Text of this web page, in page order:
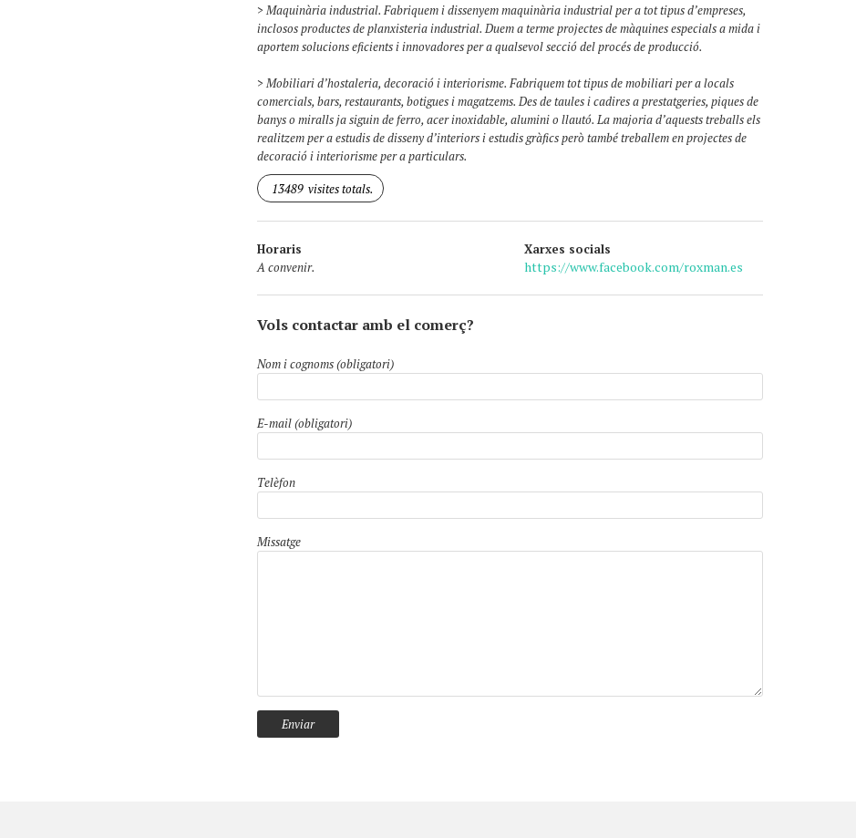
> Maquinària industrial. Fabriquem i dissenyem maquinària industrial per a tot tipus d’empreses,
inclosos productes de planxisteria industrial. Duem a terme projectes de màquines especials a mida i
aportem solucions eficients i innovadores per a qualsevol secció del procés de producció.
> Mobiliari d’hostaleria, decoració i interiorisme. Fabriquem tot tipus de mobiliari per a locals
comercials, bars, restaurants, botigues i magatzems. Des de taules i cadires a prestatgeries, piques de
banys o miralls ja siguin de ferro, acer inoxidable, alumini o llautó. La majoria d’aquests treballs els
realitzem per a estudis de disseny d’interiors i estudis gràfics però també treballem en projectes de
decoració i interiorisme per a particulars.
13489 visites totals.
Horaris
A convenir.
Xarxes socials
https://www.facebook.com/roxman.es
Vols contactar amb el comerç?
Nom i cognoms (obligatori)
E-mail (obligatori)
Telèfon
Missatge